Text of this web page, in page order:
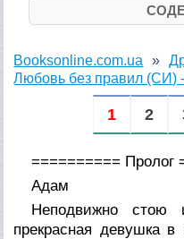
Booksonline.com.ua
Любовь без правил (СИ)
1 2
========== Пролог
Адам
Неподвижно
прекрасная девушка